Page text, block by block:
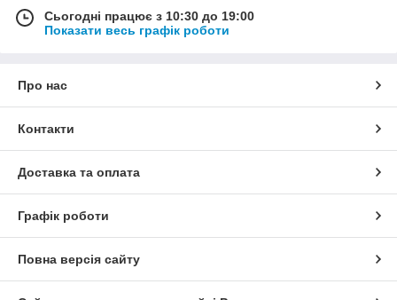
Сьогодні працює з 10:30 до 19:00
Показати весь графік роботи
Про нас
Контакти
Доставка та оплата
Графік роботи
Повна версія сайту